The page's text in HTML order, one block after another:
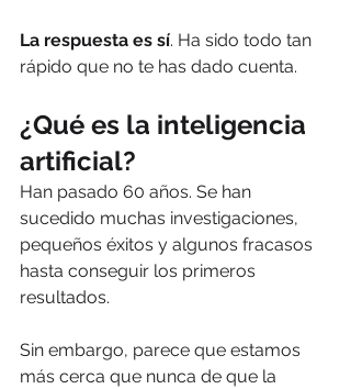
La respuesta es sí. Ha sido todo tan
rápido que no te has dado cuenta.
¿Qué es la inteligencia
artificial?
Han pasado 60 años. Se han
sucedido muchas investigaciones,
pequeños éxitos y algunos fracasos
hasta conseguir los primeros
resultados.
Sin embargo, parece que estamos
más cerca que nunca de que la